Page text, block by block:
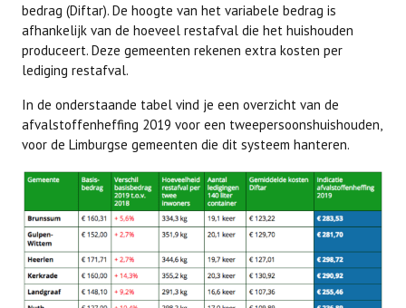
bedrag (Diftar). De hoogte van het variabele bedrag is
afhankelijk van de hoeveel restafval die het huishouden
produceert. Deze gemeenten rekenen extra kosten per
lediging restafval.
In de onderstaande tabel vind je een overzicht van de
afvalstoffenheffing 2019 voor een tweepersoonshuishouden,
voor de Limburgse gemeenten die dit systeem hanteren.